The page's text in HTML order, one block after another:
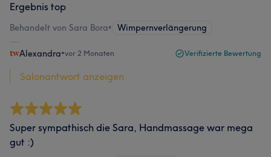
Ergebnis top
Behandelt von Sara Bora• Wimpernverlängerung
Alexandra•vor 2 Monaten Verifizierte Bewertung
Salonantwort anzeigen
Super sympathisch die Sara, Handmassage war mega
gut :)